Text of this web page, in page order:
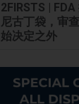
2FIRSTS |
尼古丁袋，审
始决定之外